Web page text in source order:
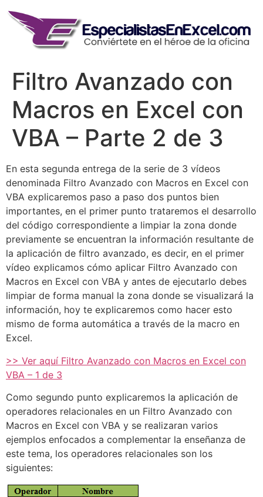
content
Filtro Avanzado con
Macros en Excel con
VBA – Parte 2 de 3
En esta segunda entrega de la serie de 3 vídeos
denominada Filtro Avanzado con Macros en Excel con
VBA explicaremos paso a paso dos puntos bien
importantes, en el primer punto trataremos el desarrollo
del código correspondiente a limpiar la zona donde
previamente se encuentran la información resultante de
la aplicación de filtro avanzado, es decir, en el primer
vídeo explicamos cómo aplicar Filtro Avanzado con
Macros en Excel con VBA y antes de ejecutarlo debes
limpiar de forma manual la zona donde se visualizará la
información, hoy te explicaremos como hacer esto
mismo de forma automática a través de la macro en
Excel.
>> Ver aquí Filtro Avanzado con Macros en Excel con
VBA – 1 de 3
Como segundo punto explicaremos la aplicación de
operadores relacionales en un Filtro Avanzado con
Macros en Excel con VBA y se realizaran varios
ejemplos enfocados a complementar la enseñanza de
este tema, los operadores relacionales son los
siguientes: